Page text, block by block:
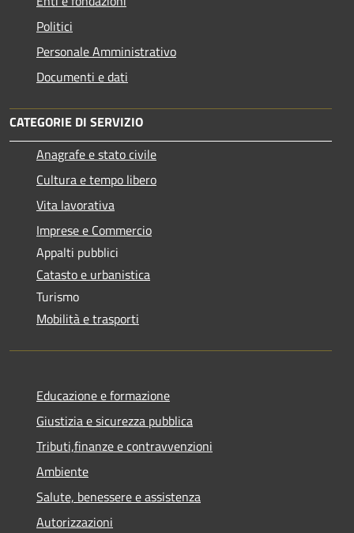
Politici
Personale Amministrativo
Documenti e dati
CATEGORIE DI SERVIZIO
Anagrafe e stato civile
Cultura e tempo libero
Vita lavorativa
Imprese e Commercio
Appalti pubblici
Catasto e urbanistica
Turismo
Mobilità e trasporti
Educazione e formazione
Giustizia e sicurezza pubblica
Tributi,finanze e contravvenzioni
Ambiente
Salute, benessere e assistenza
Autorizzazioni